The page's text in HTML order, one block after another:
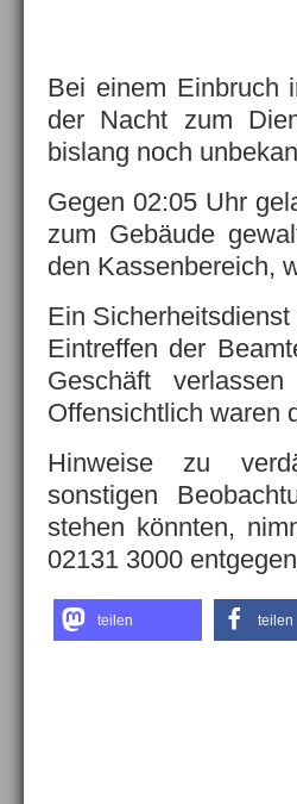
Bei einem Einbruch
der Nacht zum
bislang noch
Gegen 02:05 Uhr
zum Gebäude
den Kassenbereich,
Ein
Eintreffen der
Geschäft
Offensichtlich waren
Hinweise zu
sonstigen
stehen könnten,
02131 3000
teilen teilen